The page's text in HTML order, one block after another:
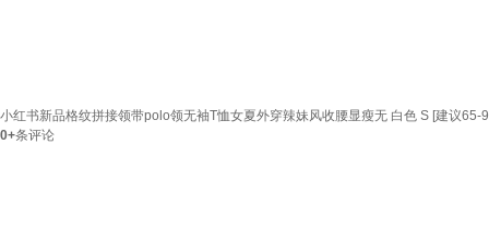
小红书新品格纹拼接领带polo领无袖T恤女夏外穿辣妹风收腰显瘦无 白色 S [建议65-
0+条评论